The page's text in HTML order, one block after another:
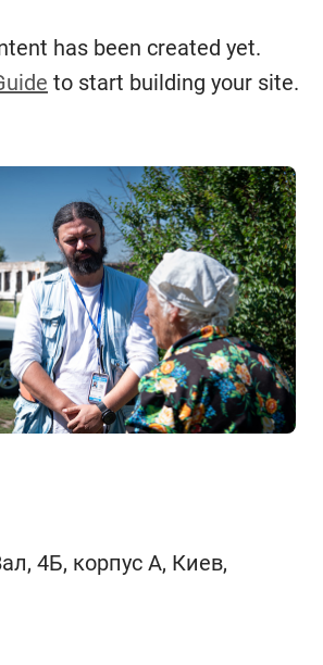
has been created yet.
to start building your site.
4Б, корпус А, Киев,